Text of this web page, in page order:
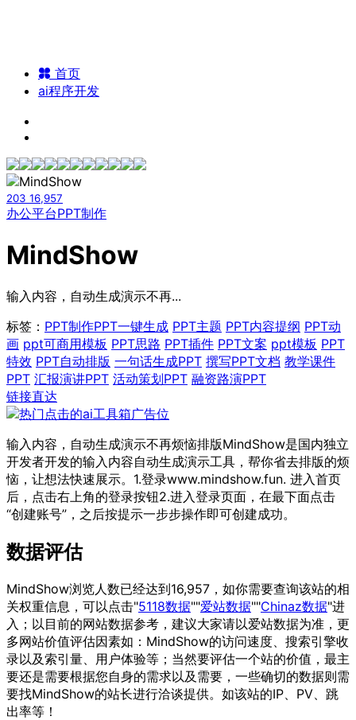
首页
ai程序开发
203 16,957
办公平台PPT制作
MindShow
输入内容，自动生成演示不再...
标签： PPT制作PPT一键生成 PPT主题 PPT内容提纲 PPT动
画 ppt可商用模板 PPT思路 PPT插件 PPT文案 ppt模板 PPT
特效 PPT自动排版 一句话生成PPT 撰写PPT文档 教学课件
PPT 汇报演讲PPT 活动策划PPT 融资路演PPT
链接直达
输入内容，自动生成演示不再烦恼排版MindShow是国内独立
开发者开发的输入内容自动生成演示工具，帮你省去排版的烦
恼，让想法快速展示。1.登录www.mindshow.fun. 进入首页
后，点击右上角的登录按钮2.进入登录页面，在最下面点击
“创建账号”，之后按提示一步步操作即可创建成功。
数据评估
MindShow浏览人数已经达到16,957，如你需要查询该站的相
关权重信息，可以点击"5118数据""爱站数据""Chinaz数据"进
入；以目前的网站数据参考，建议大家请以爱站数据为准，更
多网站价值评估因素如：MindShow的访问速度、搜索引擎收
录以及索引量、用户体验等；当然要评估一个站的价值，最主
要还是需要根据您自身的需求以及需要，一些确切的数据则需
要找MindShow的站长进行洽谈提供。如该站的IP、PV、跳
出率等！